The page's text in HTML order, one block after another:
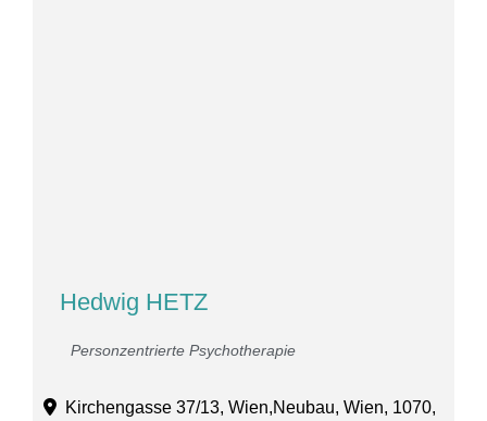
Hedwig HETZ
Personzentrierte Psychotherapie
Kirchengasse 37/13, Wien,Neubau, Wien, 1070,